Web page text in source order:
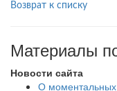
Возврат к списку
Материалы
Новости сайта
О моментальных